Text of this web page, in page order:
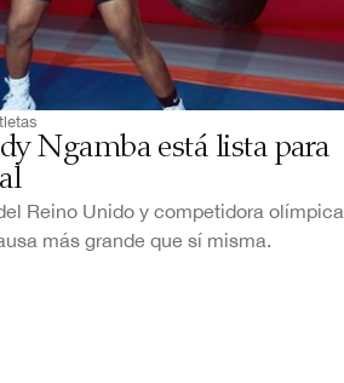
Ngamba está lista para
Reino Unido y competidora olímpica
más grande que sí misma.